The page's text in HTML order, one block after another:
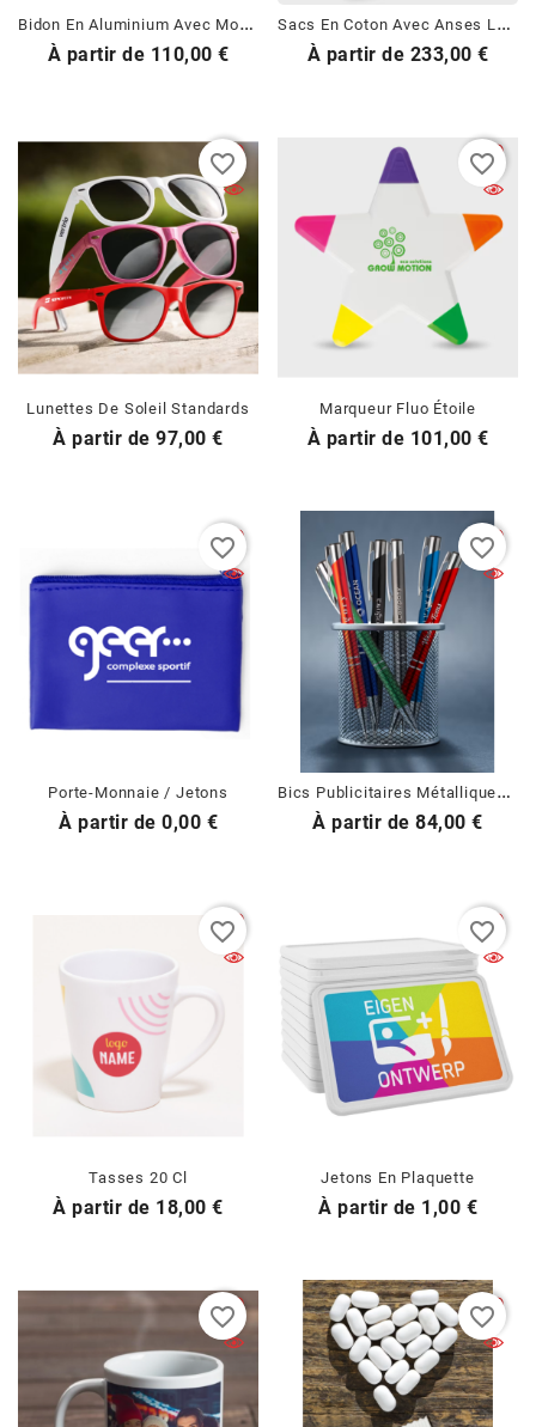
B
Idon En Aluminium Avec Mousqueton
À partir de Prix
110,00 €
S
Acs En Coton Avec Anses Longues
À partir de Prix
233,00 €
Lunettes De Soleil Standards
À partir dePrix
97,00 €
favorite_border
Marqueur Fluo Étoile
À partir de Prix
101,00 €
favorite_border
Porte-Monnaie / Jetons
À partir de Prix
0,00 €
favorite_border
B
Ics Publicitaires Métalliques (brillant)
À partir dePrix
84,00 €
favorite_border
Tasses 20 Cl
À partir de Prix
18,00 €
favorite_border
Jetons En Plaquette
À partir de Prix
1,00 €
favorite_border
favorite_border favorite_border